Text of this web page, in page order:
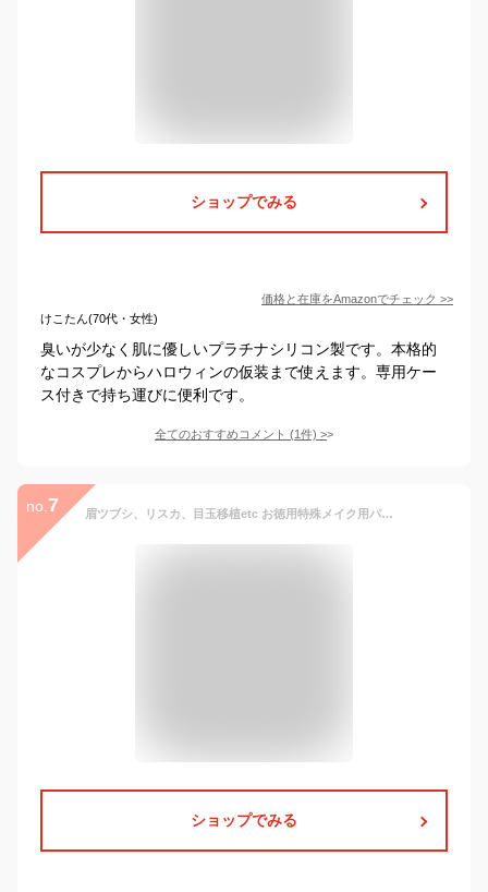
ショップでみる
価格と在庫をAmazonでチェック >>
けこたん(70代・女性)
臭いが少なく肌に優しいプラチナシリコン製です。本格的
なコスプレからハロウィンの仮装まで使えます。専用ケー
ス付きで持ち運びに便利です。
全てのおすすめコメント (1件) >
no. 7 眉ツブシ、リスカ、目玉移植etc お徳用特殊メイク用パテ スタジオゼロ アンダーコート 21ｇ
ショップでみる